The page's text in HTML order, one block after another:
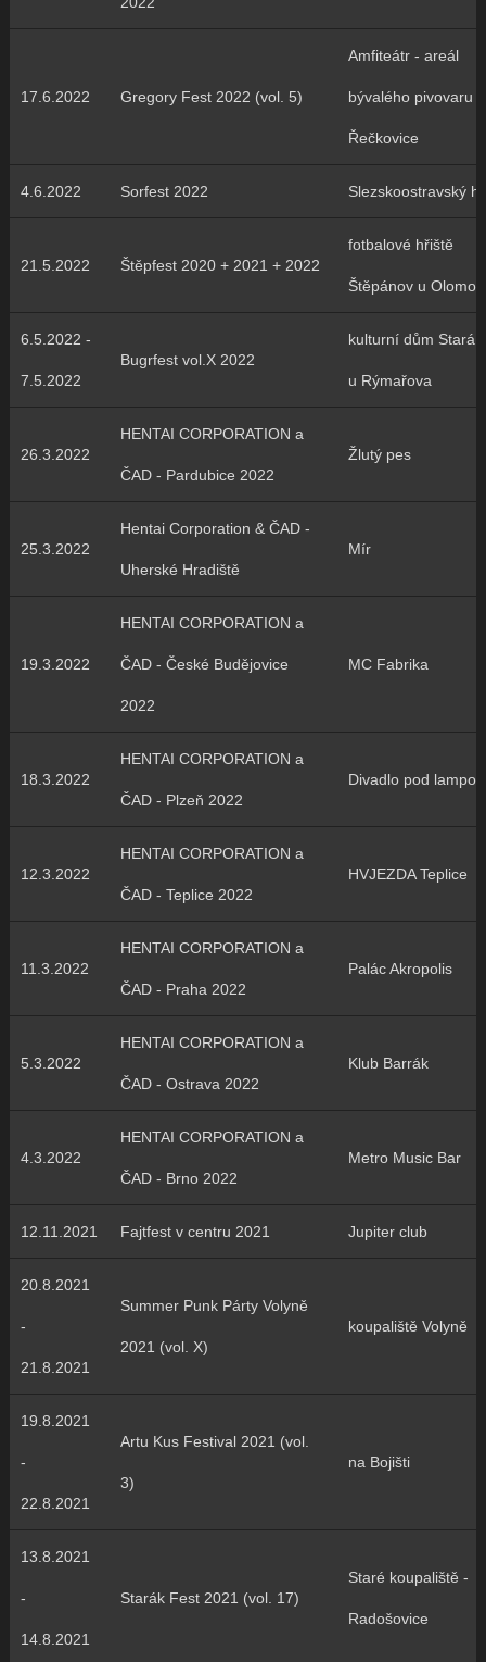
17.6.2022 Gregory Fest 2022 (vol. 5)
Amfiteátr - areál
bývalého pivovaru
Řečkovice
4.6.2022 Sorfest 2022 Slezskoostravský
21.5.2022 Štěpfest 2020 + 2021 + 2022
fotbalové hřiště
Štěpánov u
6.5.2022 -
7.5.2022
Bugrfest vol.X 2022
kulturní dům Stará
u Rýmařova
26.3.2022
HENTAI CORPORATION a
ČAD - Pardubice 2022
Žlutý pes
25.3.2022
Hentai Corporation & ČAD -
Uherské Hradiště
Mír
19.3.2022
HENTAI CORPORATION a
ČAD - České Budějovice
2022
MC Fabrika
18.3.2022
HENTAI CORPORATION a
ČAD - Plzeň 2022
Divadlo pod lampou
12.3.2022
HENTAI CORPORATION a
ČAD - Teplice 2022
HVJEZDA Teplice
11.3.2022
HENTAI CORPORATION a
ČAD - Praha 2022
Palác Akropolis
5.3.2022
HENTAI CORPORATION a
ČAD - Ostrava 2022
Klub Barrák
4.3.2022
HENTAI CORPORATION a
ČAD - Brno 2022
Metro Music Bar
12.11.2021 Fajtfest v centru 2021 Jupiter club
20.8.2021
-
21.8.2021
Summer Punk Párty Volyně
2021 (vol. X)
koupaliště Volyně
19.8.2021
-
22.8.2021
Artu Kus Festival 2021 (vol.
3)
na Bojišti
13.8.2021
-
14.8.2021
Starák Fest 2021 (vol. 17)
Staré koupaliště -
Radošovice